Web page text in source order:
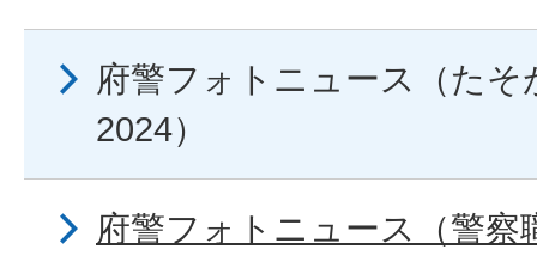
府警フォトニュース（た
2024）
府警フォトニュース（警察